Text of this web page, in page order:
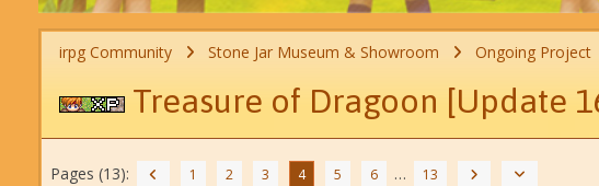
irpg Community Stone Jar Museum & Showroom Ongoing Project
Treasure of Dragoon [Update
Pages (13): 1 2 3 4 5 6 … 13